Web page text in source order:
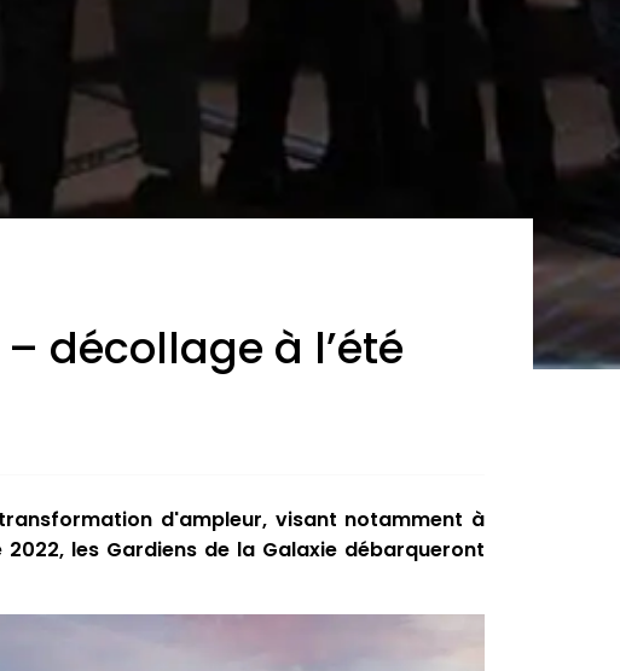
décollage à l’été
d'ampleur, visant notamment à
les Gardiens de la Galaxie débarqueront